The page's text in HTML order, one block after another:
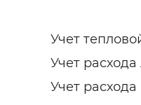
Учет
Учет
Учет расхода